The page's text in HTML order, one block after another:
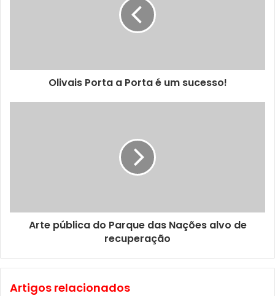
A Junta lamenta ainda que a CP não tenha anunciado a sua
Olivais Porta a Porta é um sucesso!
Arte pública do Parque das Nações alvo de
recuperação
Artigos relacionados